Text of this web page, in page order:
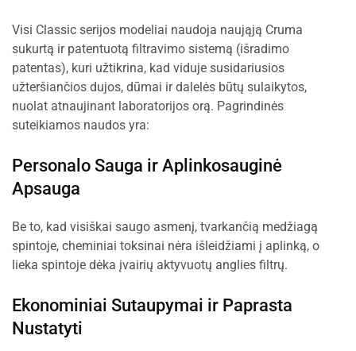
Visi Classic serijos modeliai naudoja naująją Cruma
sukurtą ir patentuotą filtravimo sistemą (išradimo
patentas), kuri užtikrina, kad viduje susidariusios
užteršiančios dujos, dūmai ir dalelės būtų sulaikytos,
nuolat atnaujinant laboratorijos orą. Pagrindinės
suteikiamos naudos yra:
Personalo Sauga ir Aplinkosauginė
Apsauga
Be to, kad visiškai saugo asmenį, tvarkančią medžiagą
spintoje, cheminiai toksinai nėra išleidžiami į aplinką, o
lieka spintoje dėka įvairių aktyvuotų anglies filtrų.
Ekonominiai Sutaupymai ir Paprasta
Nustatyti